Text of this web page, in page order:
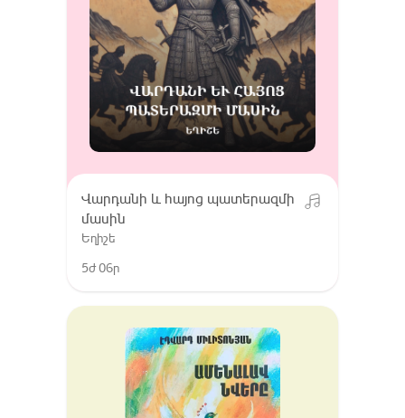
Վարդանի և հայոց պատերազմի
մասին
Եղիշե
5ժ 06ր